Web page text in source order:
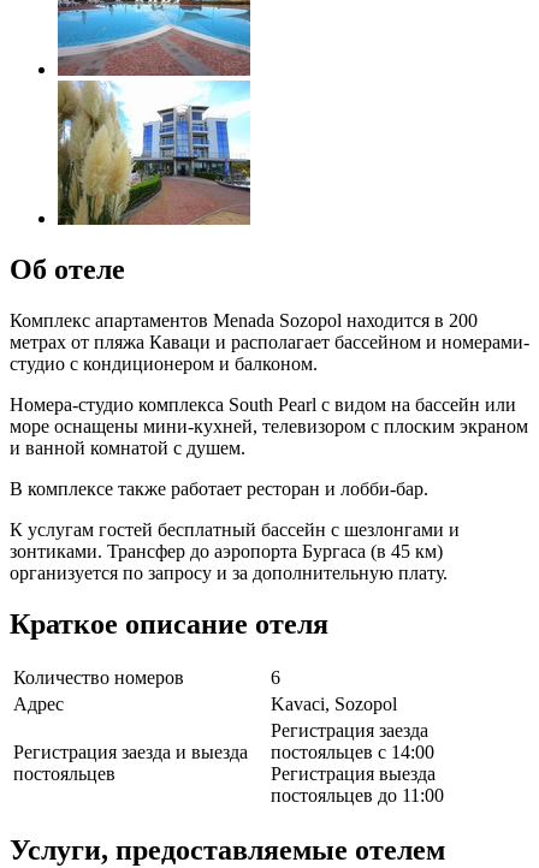
Об отеле
Комплекс апартаментов Menada Sozopol находится в 200
метрах от пляжа Каваци и располагает бассейном и номерами-
студио с кондиционером и балконом.
Номера-студио комплекса South Pearl с видом на бассейн или
море оснащены мини-кухней, телевизором с плоским экраном
и ванной комнатой с душем.
В комплексе также работает ресторан и лобби-бар.
К услугам гостей бесплатный бассейн с шезлонгами и
зонтиками. Трансфер до аэропорта Бургаса (в 45 км)
организуется по запросу и за дополнительную плату.
Краткое описание отеля
Количество номеров
6
Адрес
Kavaci, Sozopol
Регистрация заезда и выезда
постояльцев
Регистрация заезда
постояльцев с 14:00
Регистрация выезда
постояльцев до 11:00
Услуги, предоставляемые отелем